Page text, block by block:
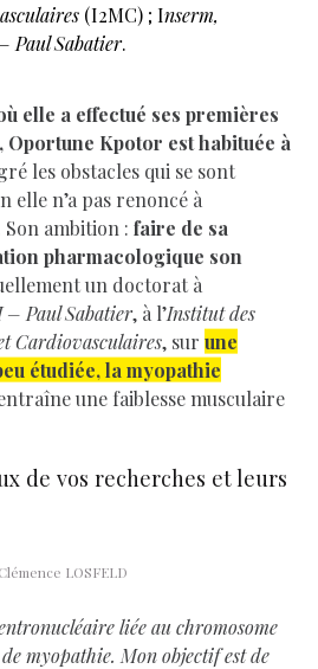
(I2MC) ; Inserm,
Paul Sabatier.
elle a effectué ses premières
Kpotor est habituée à
les obstacles qui se sont
elle n’a pas renoncé à
ambition : faire de sa
pharmacologique son
un doctorat à
– Paul Sabatier, à l’Institut des
Cardiovasculaires, sur une
étudiée, la myopathie
une faiblesse musculaire
de vos recherches et leurs
LOSFELD
liée au chromosome
myopathie. Mon objectif est de